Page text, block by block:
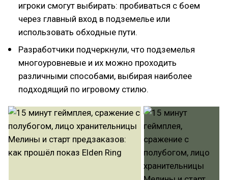
игроки смогут выбирать: пробиваться с боем
через главный вход в подземелье или
использовать обходные пути.
Разработчики подчеркнули, что подземелья
многоуровневые и их можно проходить
различными способами, выбирая наиболее
подходящий по игровому стилю.